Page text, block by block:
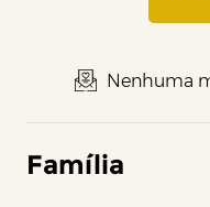
Nenhuma
Família